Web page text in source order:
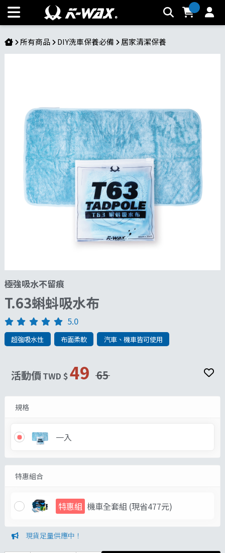
T.63蝌蚪吸水布 | K-WAX台灣汽車美容材料
所有商品 DIY洗車保養必備 居家清潔保養
極強吸水不留痕
T.63蝌蚪吸水布
5.0
超強吸水性 布面柔軟 汽車、機車皆可使用
活動價 TWD $49 65
規格
一入
特惠組合
特惠組 機車全套組 (現省477元)
現貨足量供應中！